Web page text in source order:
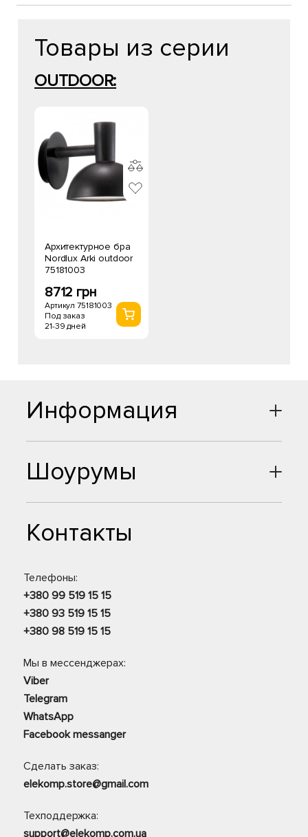
Товары из серии
OUTDOOR:
Архитектурное бра
Nordlux Arki outdoor
75181003
8712 грн
Артикул 75181003
Под заказ
21-39 дней
Шоурумы
Контакты
Телефоны:
+380 99 519 15 15
+380 93 519 15 15
+380 98 519 15 15
Мы в мессенджерах:
Viber
Telegram
WhatsApp
Facebook messanger
Сделать заказ:
elekomp.store@gmail.com
Техподдержка:
support@elekomp.com.ua
Информация